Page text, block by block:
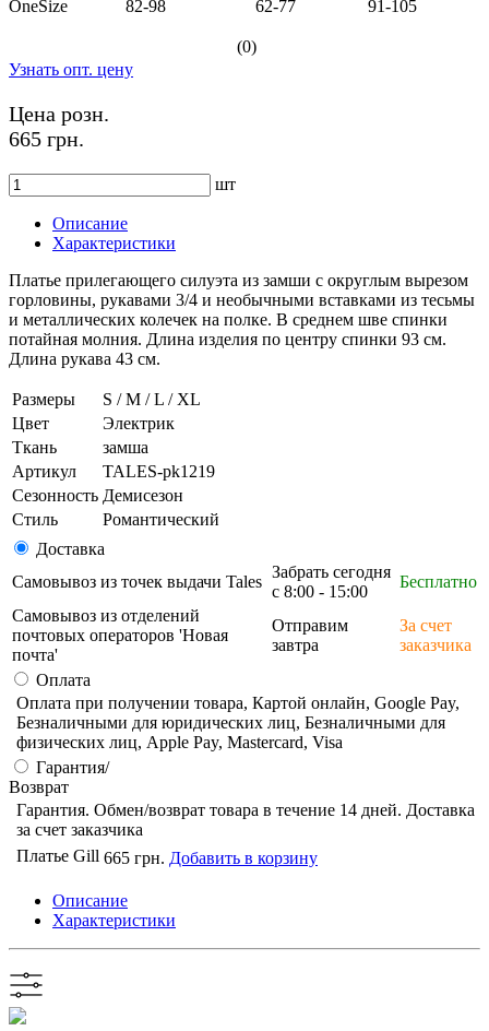
OneSize 82-98 62-77 91-105
(0)
Узнать опт. цену
Цена розн.
665 грн.
шт
Описание
Характеристики
Платье прилегающего силуэта из замши с округлым вырезом
горловины, рукавами 3/4 и необычными вставками из тесьмы
и металлических колечек на полке. В среднем шве спинки
потайная молния. Длина изделия по центру спинки 93 см.
Длина рукава 43 см.
Размеры
S / M / L / XL
Цвет
Электрик
Ткань
замша
Артикул
TALES-pk1219
Сезонность Демисезон
Стиль
Романтический
Доставка
Самовывоз из точек выдачи Tales
Забрать сегодня
с 8:00 - 15:00
Бесплатно
Самовывоз из отделений
почтовых операторов 'Новая
почта'
Отправим
завтра
За счет
заказчика
Оплата
Оплата при получении товара, Картой онлайн, Google Pay,
Безналичными для юридических лиц, Безналичными для
физических лиц, Apple Pay, Mastercard, Visa
Гарантия/
Возврат
Гарантия. Обмен/возврат товара в течение 14 дней. Доставка
за счет заказчика
Платье Gill 665 грн. Добавить в корзину
Описание
Характеристики